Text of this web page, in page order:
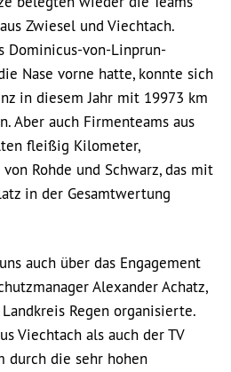
Zwiesel und Viechtach.
Dominicus-von-Linprun-
Nase vorne hatte, konnte sich
in diesem Jahr mit 19973 km
Aber auch Firmenteams aus
fleißig Kilometer,
Rohde und Schwarz, das mit
in der Gesamtwertung
auch über das Engagement
Alexander Achatz,
Regen organisierte.
Viechtach als auch der TV
durch die sehr hohen